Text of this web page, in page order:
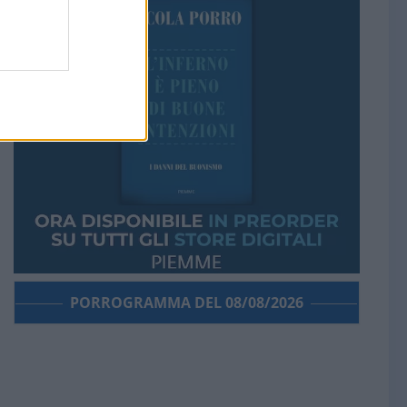
PORROGRAMMA DEL 08/08/2026